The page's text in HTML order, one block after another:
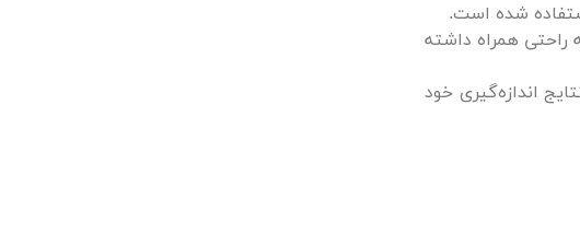
شده است.
راحتی همراه داشته
اندازه‌گیری خود